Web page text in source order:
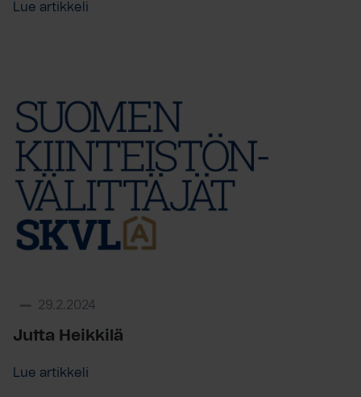
Lue artikkeli
29.2.2024
Jutta Heikkilä
Lue artikkeli